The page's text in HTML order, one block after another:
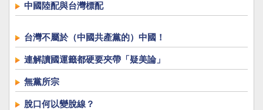
中國陸配與台灣標配
台灣不屬於（中國共產黨的）中國！
連解讀國運籤都硬要夾帶「疑美論」
無黨所宗
脫口何以變脫線？